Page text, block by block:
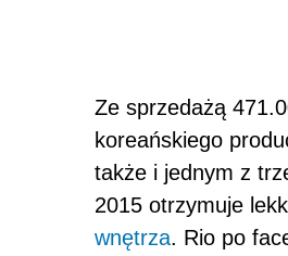
Ze sprzedażą
koreańskiego
także i jednym z
2015 otrzymuje
wnętrza. Rio po